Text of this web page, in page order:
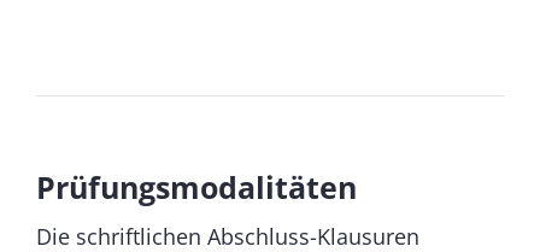
Prüfungsmodalitäten
Die schriftlichen Abschluss-Klausuren